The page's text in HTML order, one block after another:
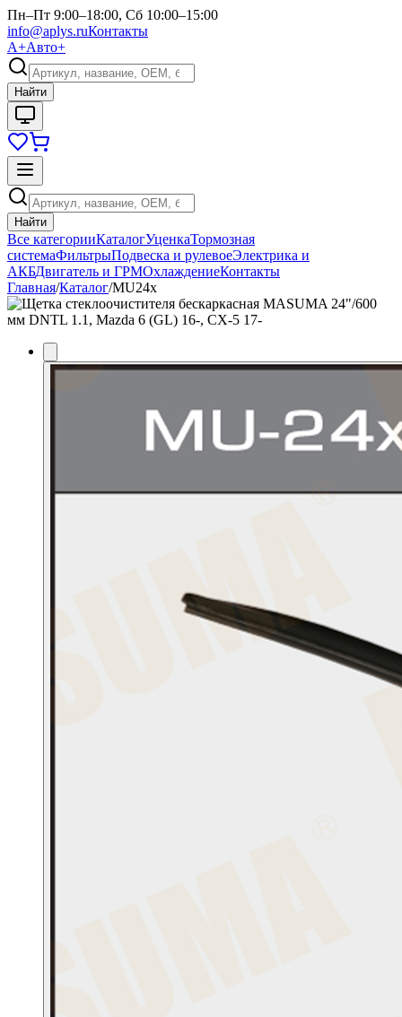
Пн–Пт 9:00–18:00, Сб 10:00–15:00
info@aplys.ruКонтакты
А+Авто+
Найти
Найти
Все категорииКаталогУценкаТормозная
системаФильтрыПодвеска и рулевоеЭлектрика и
АКБДвигатель и ГРМОхлаждениеКонтакты
Главная/Каталог/MU24x